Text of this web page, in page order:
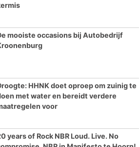
mooiste occasions bij Autobedrijf
HHNK doet oproep om zuinig te
met water en bereidt verdere
voor
years of Rock NBR Loud. Live. No